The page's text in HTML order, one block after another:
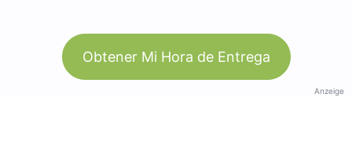
Obtener Mi Hora de Entrega
Anzeige